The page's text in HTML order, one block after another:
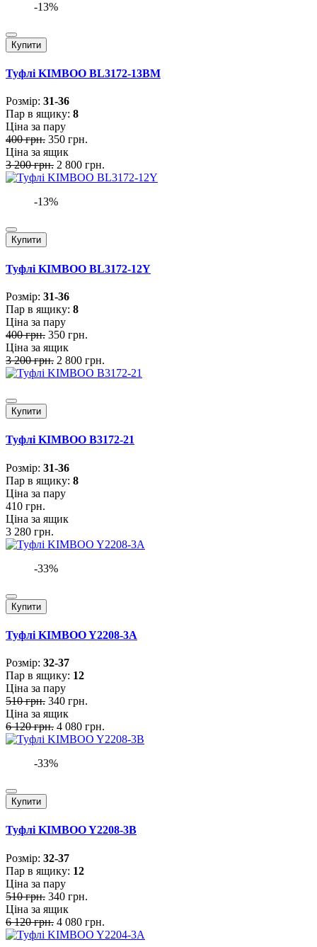
-13%
Купити
Туфлі KIMBOO BL3172-13BM
Розмiр: 31-36
Пар в ящику: 8
Ціна за пару
400 грн. 350 грн.
Ціна за ящик
3 200 грн. 2 800 грн.
-13%
Купити
Туфлі KIMBOO BL3172-12Y
Розмiр: 31-36
Пар в ящику: 8
Ціна за пару
400 грн. 350 грн.
Ціна за ящик
3 200 грн. 2 800 грн.
Купити
Туфлі KIMBOO B3172-21
Розмiр: 31-36
Пар в ящику: 8
Ціна за пару
410 грн.
Ціна за ящик
3 280 грн.
-33%
Купити
Туфлі KIMBOO Y2208-3A
Розмiр: 32-37
Пар в ящику: 12
Ціна за пару
510 грн. 340 грн.
Ціна за ящик
6 120 грн. 4 080 грн.
-33%
Купити
Туфлі KIMBOO Y2208-3B
Розмiр: 32-37
Пар в ящику: 12
Ціна за пару
510 грн. 340 грн.
Ціна за ящик
6 120 грн. 4 080 грн.